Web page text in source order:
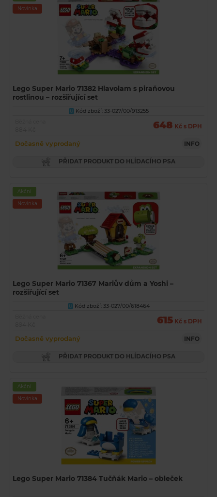
Novinka
Lego Super Mario 71382 Hlavolam s piraňovou
rostlinou – rozšiřující set
U Kód zboží: 33-027/00/913255
648 Kč s DPH
Dočasně vyprodaný INFO
PŘIDAT PRODUKT DO HLÍDACÍHO PSA
Akční
Novinka
Lego Super Mario 71367 Mariův dům a Yoshi –
rozšiřující set
U Kód zboží: 33-027/00/618464
615 Kč s DPH
Dočasně vyprodaný INFO
PŘIDAT PRODUKT DO HLÍDACÍHO PSA
Akční
Novinka
Lego Super Mario 71384 Tučňák Mario – obleček